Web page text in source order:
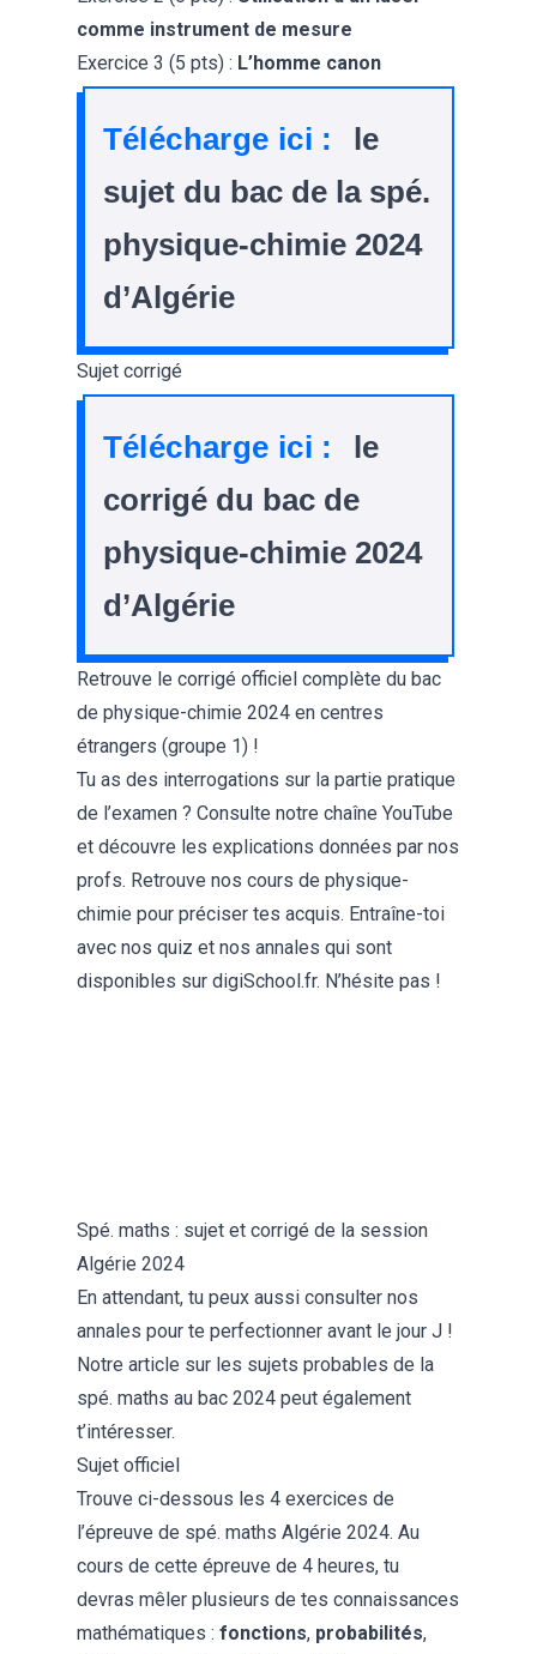
comme instrument de mesure
Exercice 3 (5 pts) : L’homme canon
Télécharge ici :
le
sujet du bac de la spé.
physique-chimie 2024
d’Algérie
Sujet corrigé
Télécharge ici :
le
corrigé du bac de
physique-chimie 2024
d’Algérie
Retrouve le corrigé officiel complète du bac
de physique-chimie 2024 en centres
étrangers (groupe 1) !
Tu as des interrogations sur la partie pratique
de l’examen ? Consulte notre chaîne YouTube
et découvre les explications données par nos
profs. Retrouve nos cours de physique-
chimie pour préciser tes acquis. Entraîne-toi
avec nos quiz et nos annales qui sont
disponibles sur digiSchool.fr. N’hésite pas !
Spé. maths : sujet et corrigé de la session
Algérie 2024
En attendant, tu peux aussi consulter nos
annales pour te perfectionner avant le jour J !
Notre article sur les sujets probables de la
spé. maths au bac 2024 peut également
t’intéresser.
Sujet officiel
Trouve ci-dessous les 4 exercices de
l’épreuve de spé. maths Algérie 2024. Au
cours de cette épreuve de 4 heures, tu
devras mêler plusieurs de tes connaissances
mathématiques : fonctions, probabilités,